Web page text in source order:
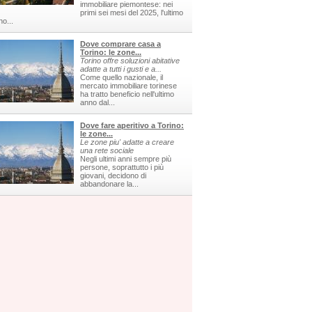
immobiliare piemontese: nei
primi sei mesi del 2025, l'ultimo
Dove comprare casa a
Torino: le zone...
Torino offre soluzioni abitative
adatte a tutti i gusti e a...
Come quello nazionale, il
mercato immobiliare torinese
ha tratto beneficio nell'ultimo
anno dal...
Dove fare aperitivo a Torino:
le zone...
Le zone piu' adatte a creare
una rete sociale
Negli ultimi anni sempre più
persone, soprattutto i più
giovani, decidono di
abbandonare la...